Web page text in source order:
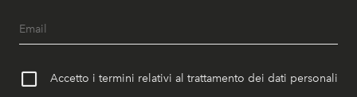
Accetto i termini relativi al trattamento dei dati personali